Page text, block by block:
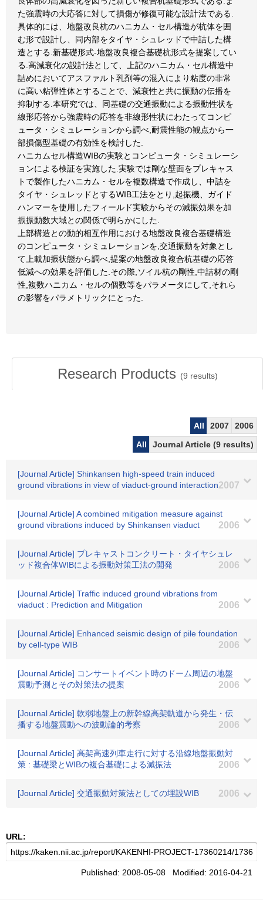
た強震時の大応答に対して損傷が修復可能な設計法である.
具体的には、地盤改良杭のハニカム・セル構造が杭体を囲
む形で設計し、同内部をタイヤ・シュレッドで中詰した構
造とする.新基礎形式-地盤改良複合基礎杭形式を提案してい
る.高減衰化の設計法として、上記のハニカム・セル構造中
詰めにおいてアスファルト乳剤等の混入により粘度の非常
に高い粘弾性体とすることで、減衰性と共に振動の伝播を
抑制する.本研究では、同基礎の交通振動による振動性状を
線形応答から強震時の応答を非線形性状にわたってコンピ
ュータ・シミュレーションから調べ,耐震性能の観点から一
部損傷型基礎の有効性を検討した.
ハニカムセル構造WIBの実験とコンピュータ・シミュレーシ
ョンによる検証を実施した.実験では剛な壁面をプレキャス
トで製作したハニカム・セルを複数構造で作成し、中詰を
タイヤ・シュレッドとするWIB工法をとり,起振機、ガイド
ハンマーを使用したフィールド実験からその減振効果を加
振振動数大域との関係で明らかにした.
上部構造との動的相互作用における地盤改良複合基礎構造
のコンピュータ・シミュレーションを,交通振動を対象とし
て上載加振状態から調べ,提案の地盤改良複合杭基礎の応答
低減への効果を評価した.その際,ソイル杭の剛性,中詰材の剛
性,複数ハニカム・セルの個数等をパラメータにして,それら
の影響をパラメトリックにとった.
Research Products (9 results)
All 2007
2006
All
Journal Article (9 results)
[Journal Article] Shinkansen high-speed train induced
ground vibrations in view of viaduct-ground interaction2007
[Journal Article] A combined mitigation measure against
ground vibrations induced by Shinkansen viaduct
2006
[Journal Article] プレキャストコンクリート・タイヤシュレ
ッド複合体WIBによる振動対策工法の開発
2006
[Journal Article] Traffic induced ground vibrations from
viaduct : Prediction and Mitigation
2006
[Journal Article] Enhanced seismic design of pile foundation
by cell-type WIB
2006
[Journal Article] コンサートイベント時のドーム周辺の地盤
震動予測とその対策法の提案
2006
[Journal Article] 軟弱地盤上の新幹線高架軌道から発生・伝
播する地盤震動への波動論的考察
2006
[Journal Article] 高架高速列車走行に対する沿線地盤振動対
策 : 基礎梁とWIBの複合基礎による減振法
2006
[Journal Article] 交通振動対策法としての埋設WIB 2006
URL:
Published: 2008-05-08 Modified: 2016-04-21